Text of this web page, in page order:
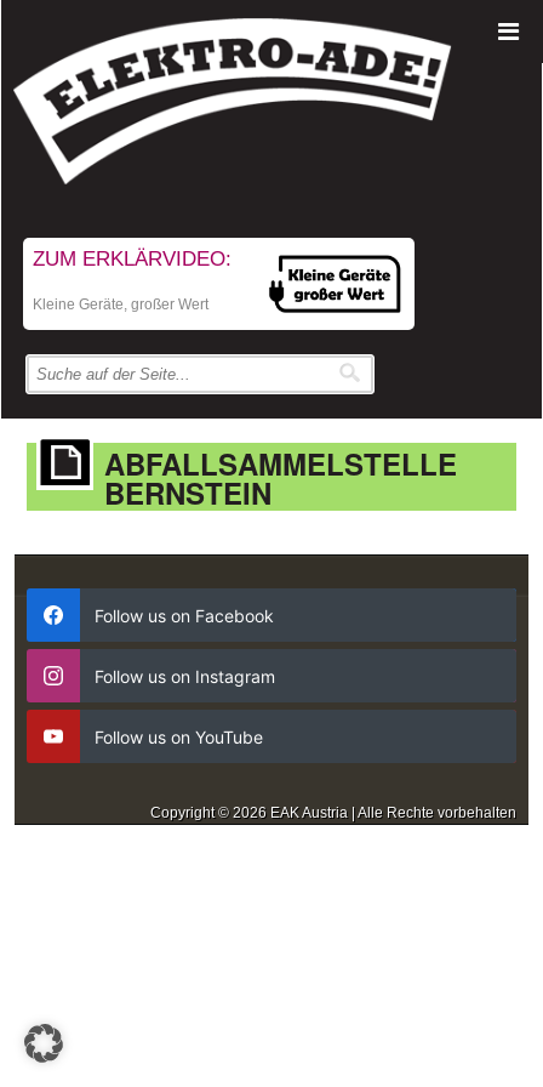
ZUM ERKLÄRVIDEO:
Kleine Geräte, großer Wert
ABFALLSAMMELSTELLE
BERNSTEIN
Follow us on Facebook
Follow us on Instagram
Follow us on YouTube
Copyright © 2026 EAK Austria | Alle Rechte vorbehalten